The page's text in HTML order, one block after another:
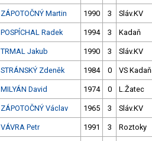
ZÁPOTOČNÝ Martin 1990 3 Sláv.KV
POSPÍCHAL Radek 1994 3 Kadaň
TRMAL Jakub 1990 3 Sláv.KV
STRÁNSKÝ Zdeněk 1984 0 VS Kadaň
MILYÁN David 1974 0 L.Žatec
ZÁPOTOČNÝ Václav 1965 3 Sláv.KV
VÁVRA Petr 1991 3 Roztoky